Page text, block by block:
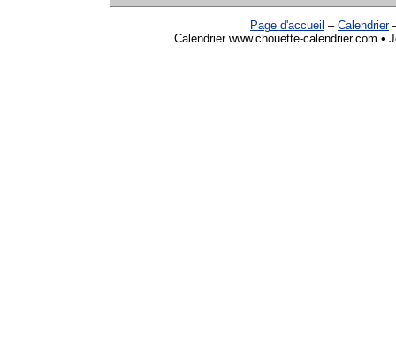
Page d'accueil – Calendrier
Calendrier www.chouette-calendrier.com